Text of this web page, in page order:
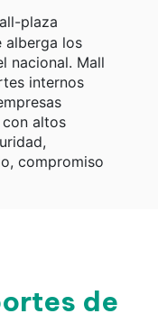
alberga los
nacional. Mall
internos
altos
compromiso
de